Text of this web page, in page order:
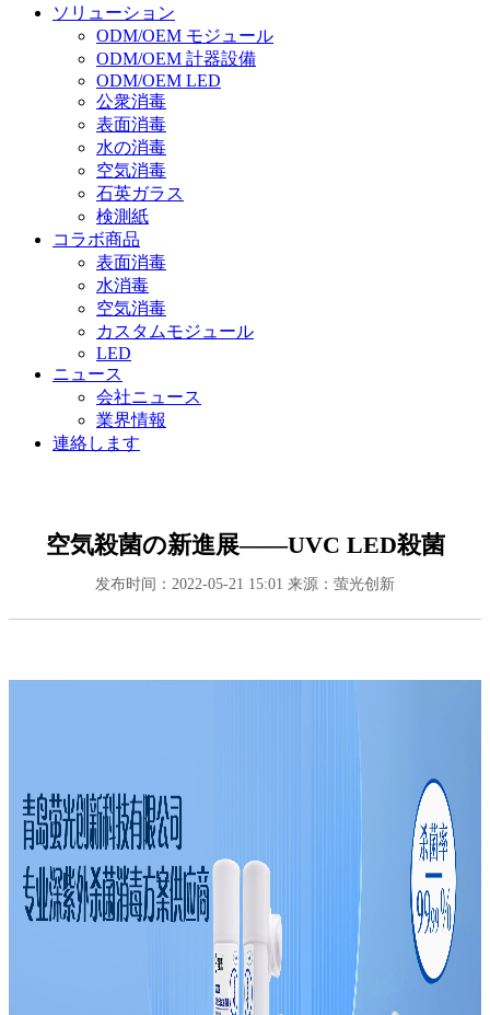
ソリューション
ODM/OEM モジュール
ODM/OEM 計器設備
ODM/OEM LED
公衆消毒
表面消毒
水の消毒
空気消毒
石英ガラス
検測紙
コラボ商品
表面消毒
水消毒
空気消毒
カスタムモジュール
LED
ニュース
会社ニュース
業界情報
連絡します
空気殺菌の新進展――UVC LED殺菌
发布时间：2022-05-21 15:01 来源：萤光创新